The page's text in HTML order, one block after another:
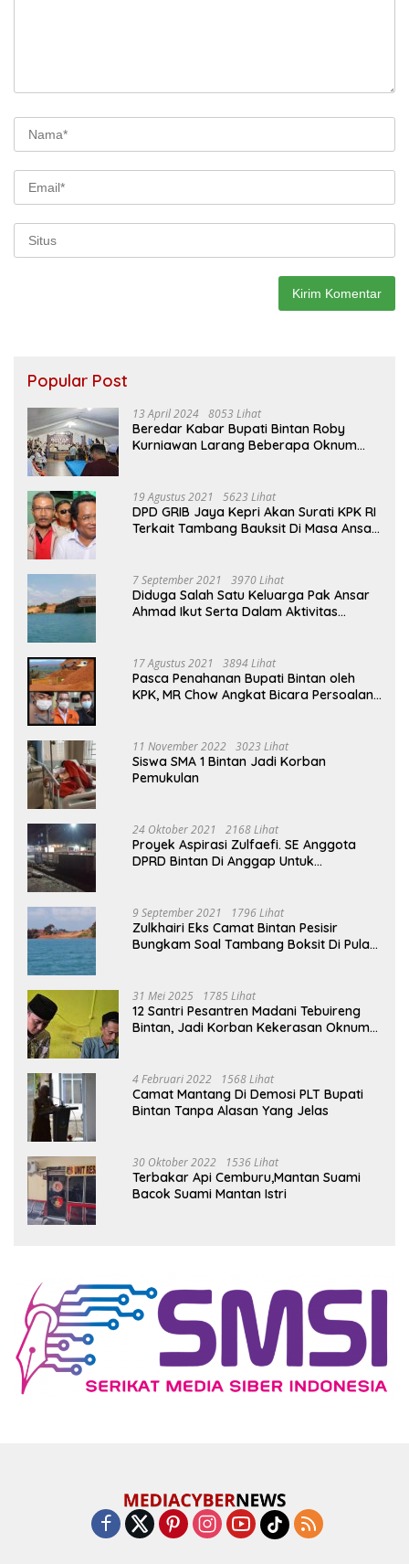
Popular Post
13 April 2024 8053 Lihat
Beredar Kabar Bupati Bintan Roby
Kurniawan Larang Beberapa Oknum
19 Agustus 2021 5623 Lihat
DPD GRIB Jaya Kepri Akan Surati KPK RI
Terkait Tambang Bauksit Di Masa Ansar
7 September 2021 3970 Lihat
Diduga Salah Satu Keluarga Pak Ansar
Ahmad Ikut Serta Dalam Aktivitas
17 Agustus 2021 3894 Lihat
Pasca Penahanan Bupati Bintan oleh
KPK, MR Chow Angkat Bicara Persoalan
11 November 2022 3023 Lihat
Siswa SMA 1 Bintan Jadi Korban
Pemukulan
24 Oktober 2021 2168 Lihat
Proyek Aspirasi Zulfaefi. SE Anggota
DPRD Bintan Di Anggap Untuk
9 September 2021 1796 Lihat
Zulkhairi Eks Camat Bintan Pesisir
Bungkam Soal Tambang Boksit Di Pulau
31 Mei 2025 1785 Lihat
12 Santri Pesantren Madani Tebuireng
Bintan, Jadi Korban Kekerasan Oknum
4 Februari 2022 1568 Lihat
Camat Mantang Di Demosi PLT Bupati
Bintan Tanpa Alasan Yang Jelas
30 Oktober 2022 1536 Lihat
Terbakar Api Cemburu,Mantan Suami
Bacok Suami Mantan Istri